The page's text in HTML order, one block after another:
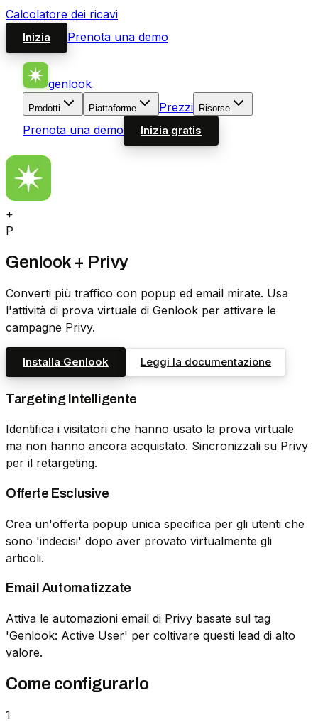
Calcolatore dei ricavi
Inizia Prenota una demo
genlook
Prodotti Piattaforme Prezzi Risorse
Prenota una demo Inizia gratis
+
P
Genlook + Privy
Converti più traffico con popup ed email mirate. Usa
l'attività di prova virtuale di Genlook per attivare le
campagne Privy.
Installa Genlook Leggi la documentazione
Targeting Intelligente
Identifica i visitatori che hanno usato la prova virtuale
ma non hanno ancora acquistato. Sincronizzali su Privy
per il retargeting.
Offerte Esclusive
Crea un'offerta popup unica specifica per gli utenti che
sono 'indecisi' dopo aver provato virtualmente gli
articoli.
Email Automatizzate
Attiva le automazioni email di Privy basate sul tag
'Genlook: Active User' per coltivare questi lead di alto
valore.
Come configurarlo
1